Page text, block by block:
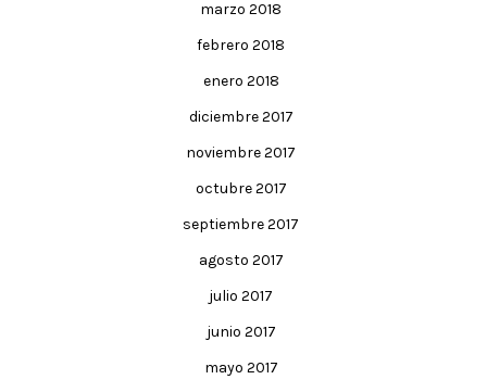
marzo 2018
febrero 2018
enero 2018
diciembre 2017
noviembre 2017
octubre 2017
septiembre 2017
agosto 2017
julio 2017
junio 2017
mayo 2017